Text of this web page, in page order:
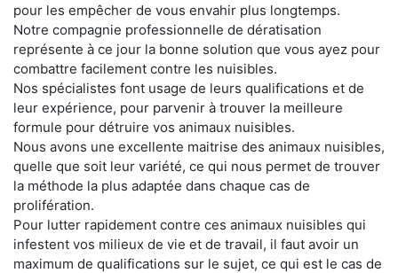
pour les empêcher de vous envahir plus longtemps.
Notre compagnie professionnelle de dératisation
représente à ce jour la bonne solution que vous ayez pour
combattre facilement contre les nuisibles.
Nos spécialistes font usage de leurs qualifications et de
leur expérience, pour parvenir à trouver la meilleure
formule pour détruire vos animaux nuisibles.
Nous avons une excellente maitrise des animaux nuisibles,
quelle que soit leur variété, ce qui nous permet de trouver
la méthode la plus adaptée dans chaque cas de
prolifération.
Pour lutter rapidement contre ces animaux nuisibles qui
infestent vos milieux de vie et de travail, il faut avoir un
maximum de qualifications sur le sujet, ce qui est le cas de